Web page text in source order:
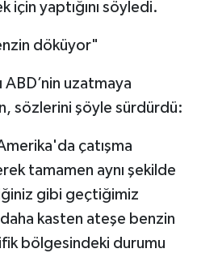
için yaptığını söyledi.
döküyor"
ABD’nin uzatmaya
sözlerini şöyle sürdürdü:
çatışma
tamamen aynı şekilde
gibi geçtiğimiz
kasten ateşe benzin
bölgesindeki durumu